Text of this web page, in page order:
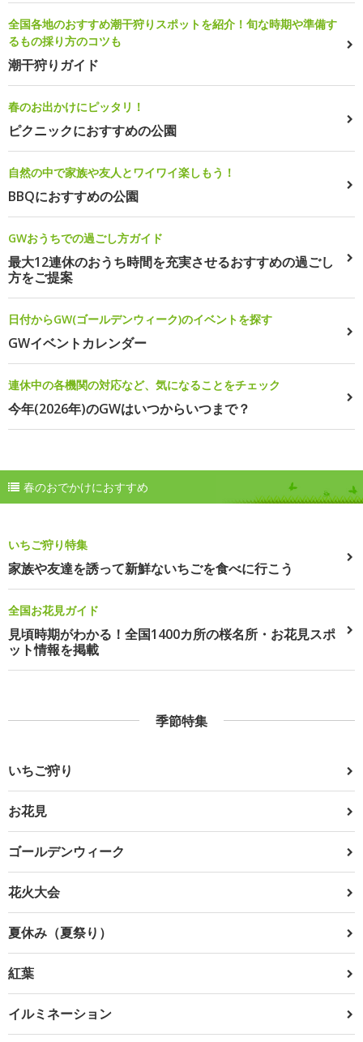
全国各地のおすすめ潮干狩りスポットを紹介！旬な時期や準備す
るもの採り方のコツも
潮干狩りガイド
春のお出かけにピッタリ！
ピクニックにおすすめの公園
自然の中で家族や友人とワイワイ楽しもう！
BBQにおすすめの公園
GWおうちでの過ごし方ガイド
最大12連休のおうち時間を充実させるおすすめの過ごし
方をご提案
日付からGW(ゴールデンウィーク)のイベントを探す
GWイベントカレンダー
連休中の各機関の対応など、気になることをチェック
今年(2026年)のGWはいつからいつまで？
春のおでかけにおすすめ
いちご狩り特集
家族や友達を誘って新鮮ないちごを食べに行こう
全国お花見ガイド
見頃時期がわかる！全国1400カ所の桜名所・お花見スポ
ット情報を掲載
季節特集
いちご狩り
お花見
ゴールデンウィーク
花火大会
夏休み（夏祭り）
紅葉
イルミネーション